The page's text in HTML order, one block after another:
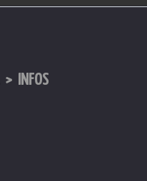
> INFOS